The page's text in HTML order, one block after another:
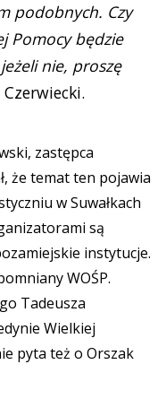
podobnych. Czy
Pomocy będzie
nie, proszę
zastępca
że temat ten pojawia
w Suwałkach
są
instytucje.
WOŚP.
Tadeusza
Wielkiej
pyta też o Orszak